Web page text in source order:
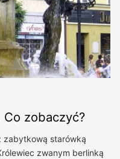
zobaczyć?
zabytkową starówką
zwanym berlinką